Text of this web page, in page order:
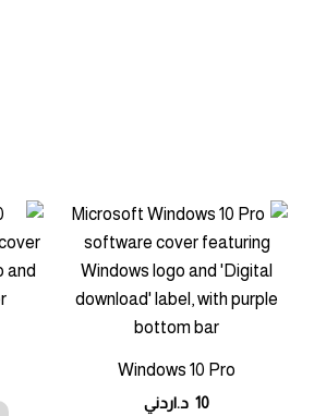
Windows 10 Pro
10 د.اردني